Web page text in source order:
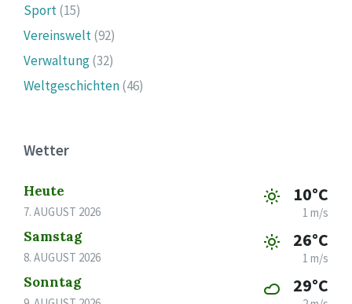
Sport(15)
Vereinswelt(92)
Verwaltung(32)
Weltgeschichten(46)
Wetter
Heute
7. AUGUST 2026
10°C
1 m/s
Samstag
8. AUGUST 2026
26°C
1 m/s
Sonntag 29°C